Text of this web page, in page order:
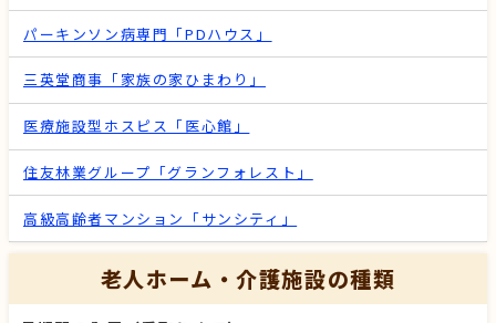
パーキンソン病専門「PDハウス」
三英堂商事「家族の家ひまわり」
医療施設型ホスピス「医心館」
住友林業グループ「グランフォレスト」
高級高齢者マンション「サンシティ」
老人ホーム・介護施設の種類